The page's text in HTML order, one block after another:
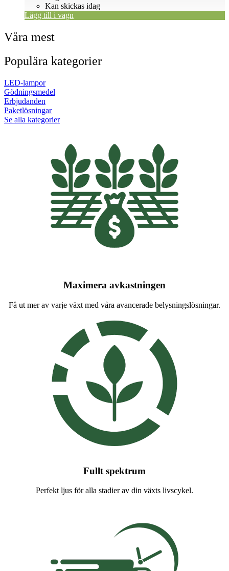
Kan skickas idag
Lägg till i vagn
Våra mest
Populära kategorier
LED-lampor
Gödningsmedel
Erbjudanden
Paketlösningar
Se alla kategorier
Maximera avkastningen
Få ut mer av varje växt med våra avancerade belysningslösningar.
Fullt spektrum
Perfekt ljus för alla stadier av din växts livscykel.